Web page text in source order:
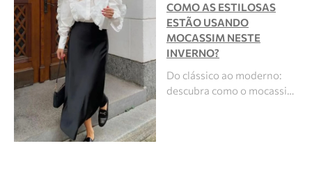
COMO AS ESTILOSAS
ESTÃO USANDO
MOCASSIM NESTE
INVERNO?
Do clássico ao moderno:
descubra como o mocassi…